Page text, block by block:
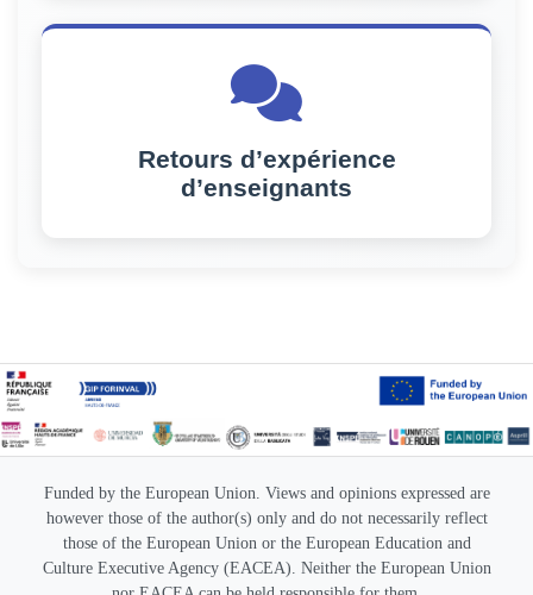
Retours d’expérience
d’enseignants
Funded by the European Union. Views and opinions expressed are
however those of the author(s) only and do not necessarily reflect
those of the European Union or the European Education and
Culture Executive Agency (EACEA). Neither the European Union